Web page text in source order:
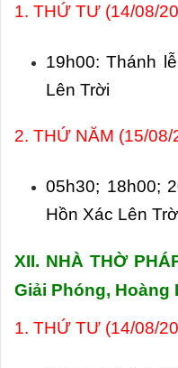
1. THỨ TƯ (14/08/
19h00: Thánh
Lên Trời
2. THỨ NĂM (15/08/
05h30; 18h00;
Hồn Xác Lên
XII. NHÀ THỜ
Giải Phóng, Hoàng
1. THỨ TƯ (14/08/